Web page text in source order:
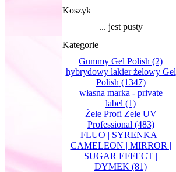
Koszyk
... jest pusty
Kategorie
Gummy Gel Polish (2)
hybrydowy lakier żelowy Gel
Polish (1347)
własna marka - private
label (1)
Żele Profi Zele UV
Professional (483)
FLUO | SYRENKA |
CAMELEON | MIRROR |
SUGAR EFFECT |
DYMEK (81)